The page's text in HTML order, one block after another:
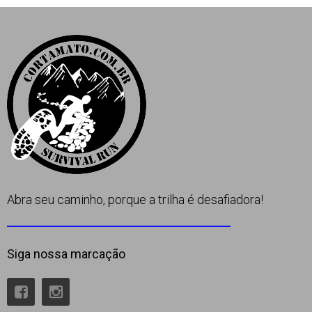
Contato
Abra seu caminho, porque a trilha é desafiadora!
Siga nossa marcação